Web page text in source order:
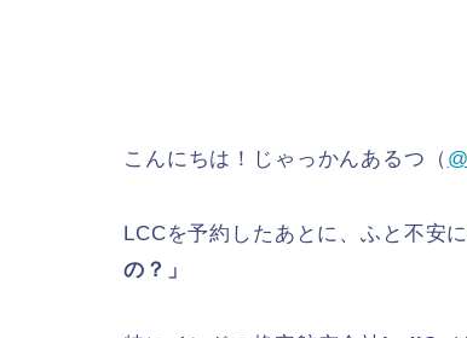
こんにちは！じゃっかんあるつ（
LCCを予約したあとに、ふと不安
の？」